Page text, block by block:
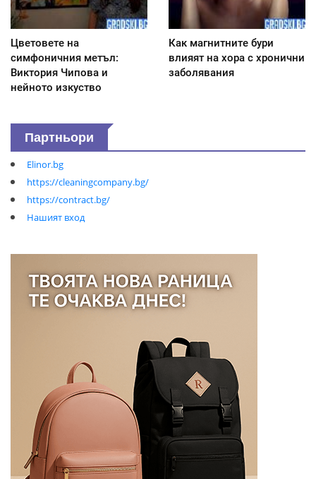
Цветовете на
симфоничния метъл:
Виктория Чипова и
нейното изкуство
Как магнитните бури
влияят на хора с хронични
заболявания
Партньори
Elinor.bg
https://cleaningcompany.bg/
https://contract.bg/
Нашият вход